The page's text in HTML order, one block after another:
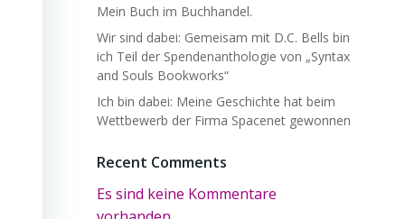
Mein Buch im Buchhandel.
Wir sind dabei: Gemeisam mit D.C. Bells bin
ich Teil der Spendenanthologie von „Syntax
and Souls Bookworks“
Ich bin dabei: Meine Geschichte hat beim
Wettbewerb der Firma Spacenet gewonnen
Recent Comments
Es sind keine Kommentare